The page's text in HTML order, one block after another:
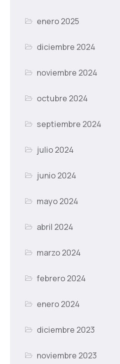
enero 2025
diciembre 2024
noviembre 2024
octubre 2024
septiembre 2024
julio 2024
junio 2024
mayo 2024
abril 2024
marzo 2024
febrero 2024
enero 2024
diciembre 2023
noviembre 2023